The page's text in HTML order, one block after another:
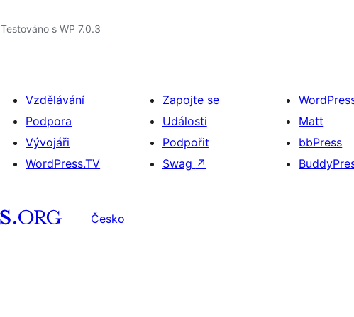
Testováno s WP 7.0.3
Vzdělávání
Podpora
Vývojáři
WordPress.TV
Zapojte se
Události
Podpořit
Swag ↗
Matt
bbPress
Česko